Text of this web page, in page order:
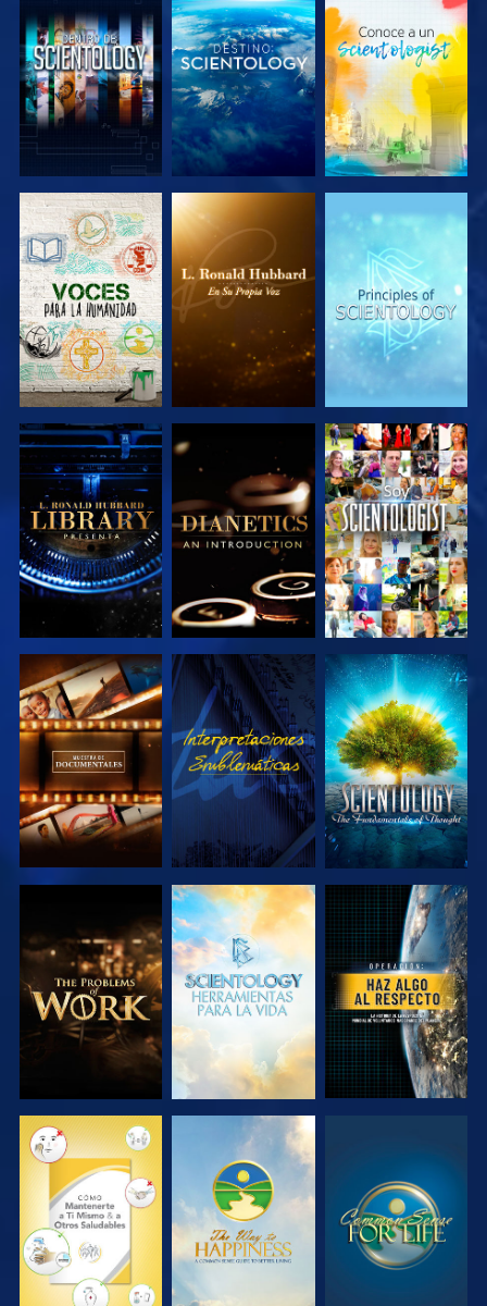
EXPLORA LAS
SERIES
EXPLORA LAS
SERIES
EXPLORA LAS
SERIES
EXPLORA LAS
SERIES
EXPLORA LAS
SERIES
VE
EXPLORA LAS
SERIES
VE
EXPLORA LAS
SERIES
EXPLORA LAS
SERIES
EXPLORA LAS
SERIES
VE
VE VE VE